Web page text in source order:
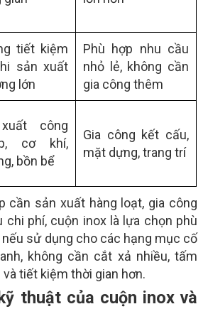
tiết kiệm
sản xuất
lớn
Phù hợp nhu cầu
nhỏ lẻ, không cần
gia công thêm
công
cơ khí,
bồn bể
Gia công kết cấu,
mặt dựng, trang trí
cần sản xuất hàng loạt, gia công
chi phí, cuộn inox là lựa chọn phù
nếu sử dụng cho các hạng mục cố
không cần cắt xả nhiều, tấm
tiết kiệm thời gian hơn.
thuật của cuộn inox và